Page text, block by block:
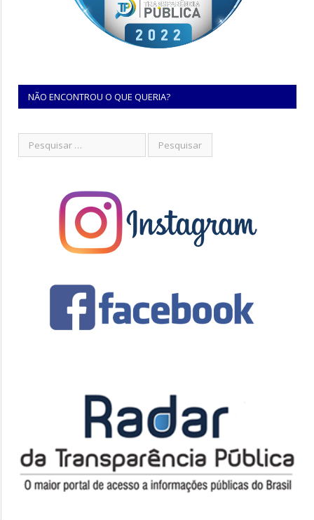
NÃO ENCONTROU O QUE QUERIA?